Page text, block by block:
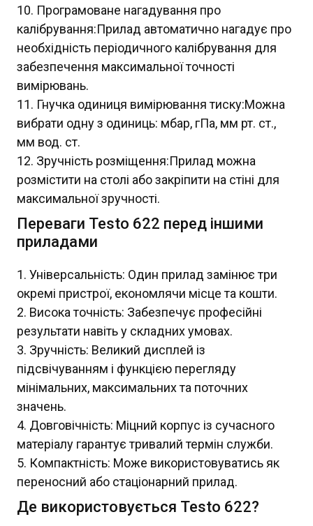
Програмоване нагадування про
калібрування:Прилад автоматично нагадує про
необхідність періодичного калібрування для
забезпечення максимальної точності
вимірювань.
Гнучка одиниця вимірювання тиску:Можна
вибрати одну з одиниць: мбар, гПа, мм рт. ст.,
мм вод. ст.
Зручність розміщення:Прилад можна
розмістити на столі або закріпити на стіні для
максимальної зручності.
Переваги Testo 622 перед іншими
приладами
Універсальність: Один прилад замінює три
окремі пристрої, економлячи місце та кошти.
Висока точність: Забезпечує професійні
результати навіть у складних умовах.
Зручність: Великий дисплей із
підсвічуванням і функцією перегляду
мінімальних, максимальних та поточних
значень.
Довговічність: Міцний корпус із сучасного
матеріалу гарантує тривалий термін служби.
Компактність: Може використовуватись як
переносний або стаціонарний прилад.
Де використовується Testo 622?